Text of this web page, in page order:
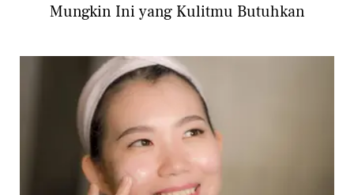
Mungkin Ini yang Kulitmu Butuhkan